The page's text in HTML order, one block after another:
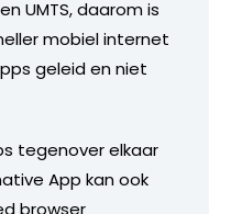
UMTS, daarom is
mobiel internet
geleid en niet
tegenover elkaar
App kan ook